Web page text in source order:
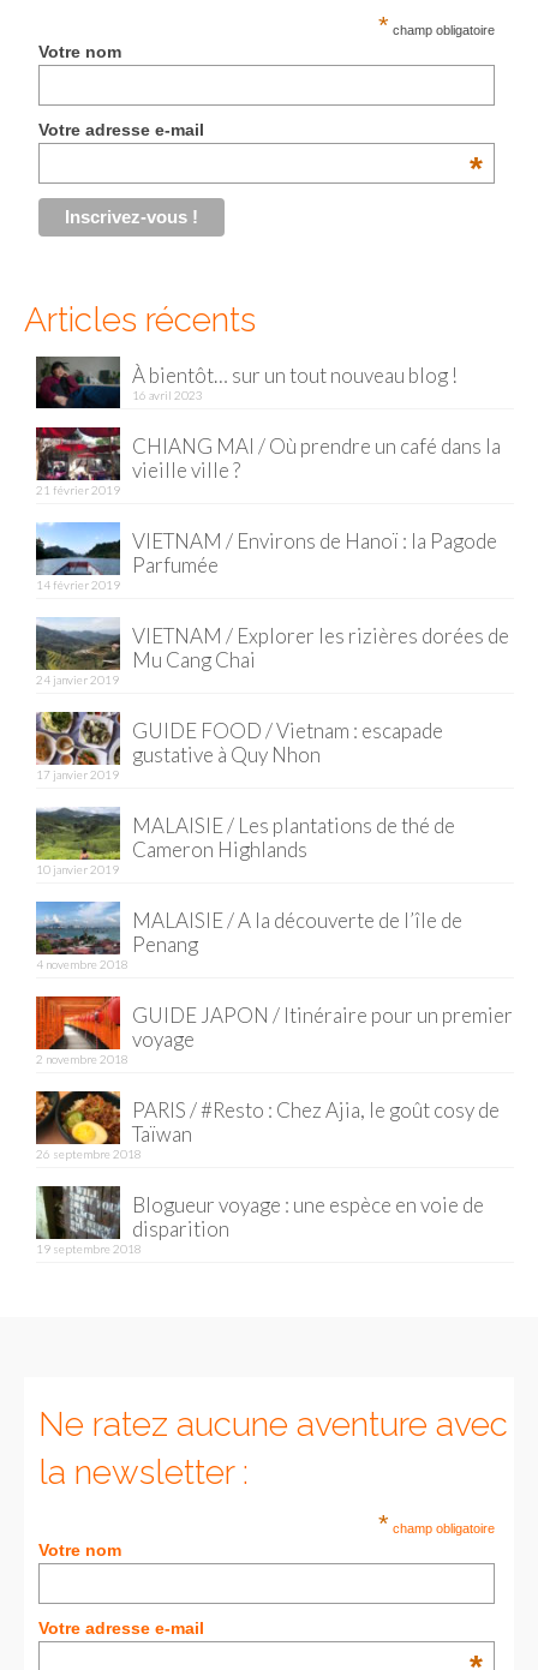
Cameron Highlands
Penang
Singapour
Hanoi
Hué
Mu Cang Chai
Quy Nhon
EUROPE
France
Paris
Saint-Malo
Vendée
Berlin
Danemark
Royaume-Uni
GUIDES FOOD
– Munich
* champ obligatoire
Votre nom
Votre adresse e-mail
*
Articles récents
À bientôt… sur un tout nouveau blog !
16 avril 2023
CHIANG MAI / Où prendre un café dans la
vieille ville ?
21 février 2019
VIETNAM / Environs de Hanoï : la Pagode
Parfumée
14 février 2019
VIETNAM / Explorer les rizières dorées de
Mu Cang Chai
24 janvier 2019
GUIDE FOOD / Vietnam : escapade
gustative à Quy Nhon
17 janvier 2019
MALAISIE / Les plantations de thé de
Cameron Highlands
10 janvier 2019
MALAISIE / A la découverte de l’île de
Penang
4 novembre 2018
GUIDE JAPON / Itinéraire pour un premier
voyage
2 novembre 2018
PARIS / #Resto : Chez Ajia, le goût cosy de
Taïwan
26 septembre 2018
Blogueur voyage : une espèce en voie de
disparition
19 septembre 2018
Ne ratez aucune aventure avec
la newsletter :
* champ obligatoire
Votre nom
Votre adresse e-mail